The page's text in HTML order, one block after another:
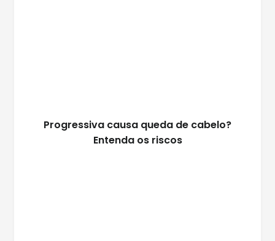
Progressiva causa queda de cabelo?
Entenda os riscos